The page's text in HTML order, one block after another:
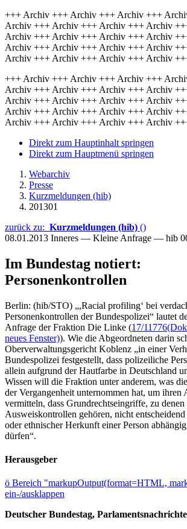
+++ Archiv +++ Archiv +++ Archiv +++
Archiv +++ Archiv +++ Archiv +++ Archiv
Archiv +++ Archiv +++ Archiv +++ Archiv
Archiv +++ Archiv +++ Archiv +++ Archiv
Archiv +++ Archiv +++ Archiv +++ Archiv
+++ Archiv +++ Archiv +++ Archiv +++
Archiv +++ Archiv +++ Archiv +++ Archiv
Archiv +++ Archiv +++ Archiv +++ Archiv
Archiv +++ Archiv +++ Archiv +++ Archiv
Archiv +++ Archiv +++ Archiv +++ Archiv
Direkt zum Hauptinhalt springen
Direkt zum Hauptmenü springen
Webarchiv
Presse
Kurzmeldungen (hib)
201301
zurück zu: Kurzmeldungen (hib) ()
08.01.2013 Inneres — Kleine Anfrage — hib
Im Bundestag notiert:
Personenkontrollen
Berlin: (hib/STO) „,Racial profiling‘ bei
Personenkontrollen der Bundespolizei“ lautet
Anfrage der Fraktion Die Linke (17/11776
neues Fenster)). Wie die Abgeordneten darin
Oberverwaltungsgericht Koblenz „in einer
Bundespolizei festgestellt, dass polizeiliche
allein aufgrund der Hautfarbe in Deutschland
Wissen will die Fraktion unter anderem, was
der Vergangenheit unternommen hat, um ihren
vermitteln, dass Grundrechtseingriffe, zu denen
Ausweiskontrollen gehören, nicht
oder ethnischer Herkunft einer Person
dürfen“.
Herausgeber
ö Bereich "markupOutput(format=HTML,
ein-/ausklappen
Deutscher Bundestag,